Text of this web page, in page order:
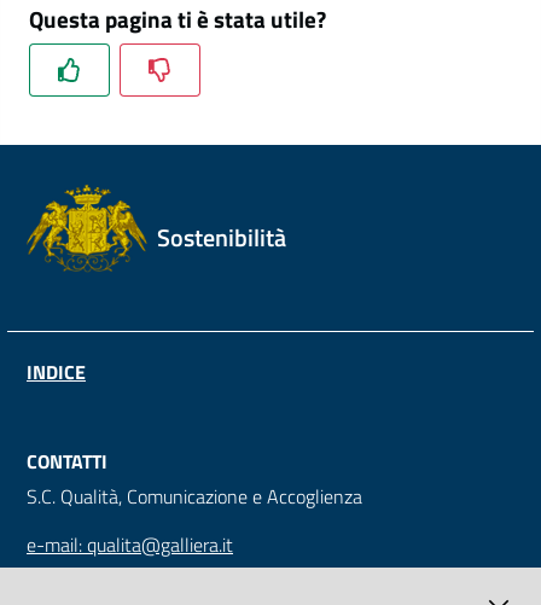
Questa pagina ti è stata utile?
Sostenibilità
INDICE
CONTATTI
S.C. Qualità, Comunicazione e Accoglienza
e-mail: qualita@galliera.it